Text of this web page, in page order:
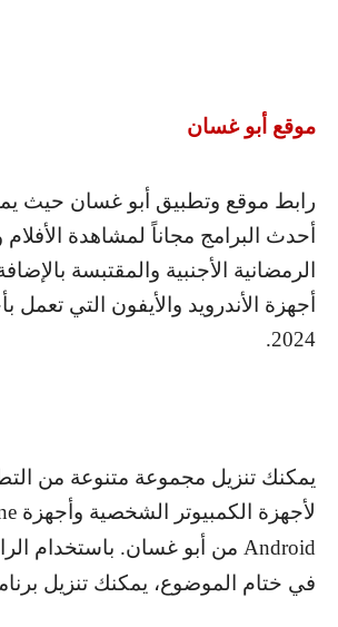
موقع أبو غسان
رابط موقع وتطبيق أبو غسان حيث
أحدث البرامج مجاناً لمشاهدة
الرمضانية الأجنبية والمقتبسة
أجهزة الأندرويد والأيفون التي تعمل
2024.
يمكنك تنزيل مجموعة متنوعة من
لأجهزة الكمبيوتر الشخصية وأجهزة
Android من أبو غسان. باستخدام
في ختام الموضوع، يمكنك تنزيل